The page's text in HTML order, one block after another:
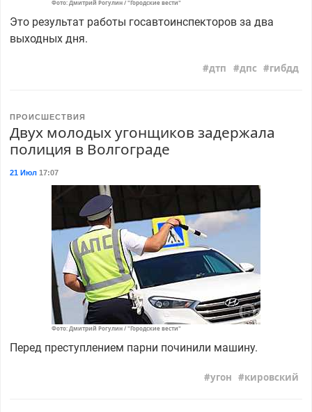
Фото: Дмитрий Рогулин / "Городские вести"
Это результат работы госавтоинспекторов за два
выходных дня.
дтп дпс гибдд
ПРОИСШЕСТВИЯ
Двух молодых угонщиков задержала
полиция в Волгограде
21 Июл17:07
Фото: Дмитрий Рогулин / "Городские вести"
Перед преступлением парни починили машину.
угон кировский